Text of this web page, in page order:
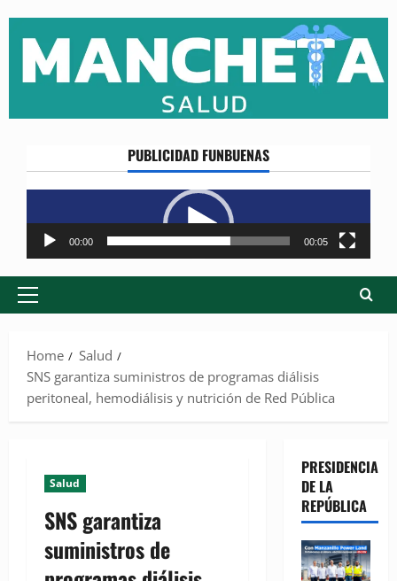
content
PUBLICIDAD FUNBUENAS
Reproductor
de
vídeo
00:00 00:05
Primary
Home
Salud
SNS garantiza suministros de programas diálisis
peritoneal, hemodiálisis y nutrición de Red Pública
Salud
SNS garantiza
suministros de
PRESIDENCIA
DE LA
REPÚBLICA